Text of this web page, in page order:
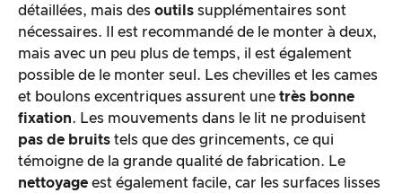
détaillées, mais des outils supplémentaires sont
nécessaires. Il est recommandé de le monter à deux,
mais avec un peu plus de temps, il est également
possible de le monter seul. Les chevilles et les cames
et boulons excentriques assurent une très bonne
fixation. Les mouvements dans le lit ne produisent
pas de bruits tels que des grincements, ce qui
témoigne de la grande qualité de fabrication. Le
nettoyage est également facile, car les surfaces lisses